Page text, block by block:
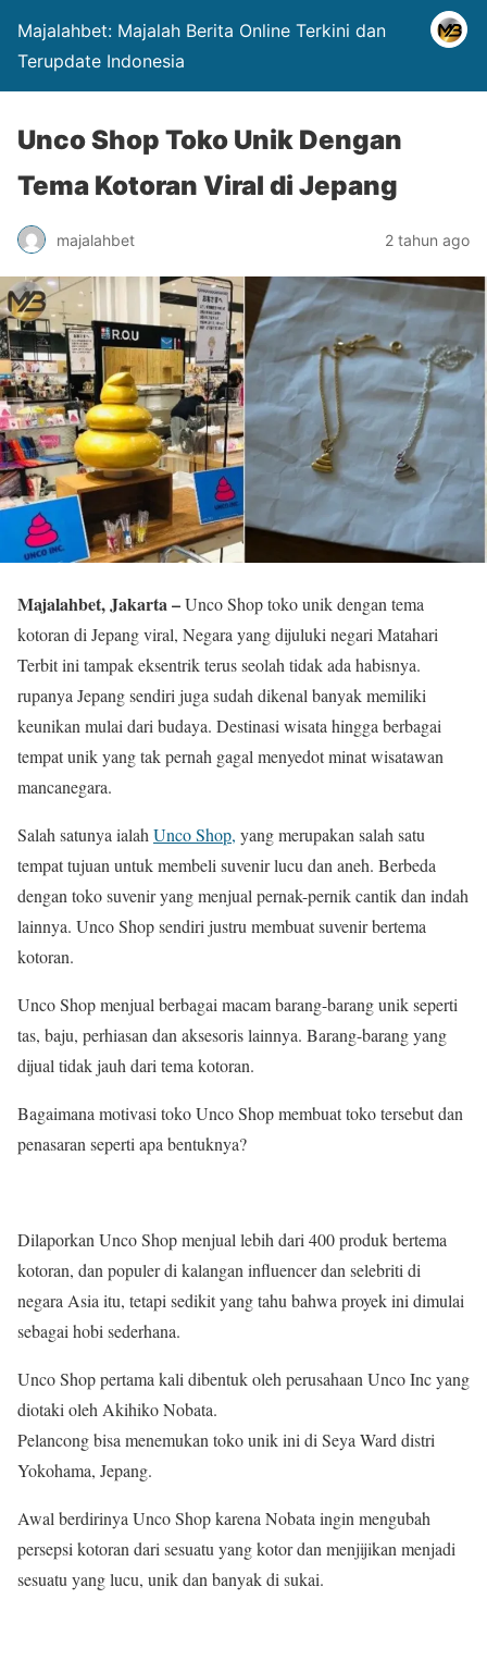
Majalahbet: Majalah Berita Online Terkini dan
Terupdate Indonesia
Unco Shop Toko Unik Dengan
Tema Kotoran Viral di Jepang
majalahbet 2 tahun ago
Majalahbet, Jakarta –Unco Shop toko unik dengan tema
kotoran di Jepang viral, Negara yang dijuluki negari Matahari
Terbit ini tampak eksentrik terus seolah tidak ada habisnya.
rupanya Jepang sendiri juga sudah dikenal banyak memiliki
keunikan mulai dari budaya. Destinasi wisata hingga berbagai
tempat unik yang tak pernah gagal menyedot minat wisatawan
mancanegara.
Salah satunya ialahUnco Shop, yang merupakan salah satu
tempat tujuan untuk membeli suvenir lucu dan aneh. Berbeda
dengan toko suvenir yang menjual pernak-pernik cantik dan indah
lainnya. Unco Shop sendiri justru membuat suvenir bertema
kotoran.
Unco Shop menjual berbagai macam barang-barang unik seperti
tas, baju, perhiasan dan aksesoris lainnya. Barang-barang yang
dijual tidak jauh dari tema kotoran.
Bagaimana motivasi toko Unco Shop membuat toko tersebut dan
penasaran seperti apa bentuknya?
Dilaporkan Unco Shop menjual lebih dari 400 produk bertema
kotoran, dan populer di kalangan influencer dan selebriti di
negara Asia itu, tetapi sedikit yang tahu bahwa proyek ini dimulai
sebagai hobi sederhana.
Unco Shop pertama kali dibentuk oleh perusahaan Unco Inc yang
diotaki oleh Akihiko Nobata.
Pelancong bisa menemukan toko unik ini di Seya Ward distri
Yokohama, Jepang.
Awal berdirinya Unco Shop karena Nobata ingin mengubah
persepsi kotoran dari sesuatu yang kotor dan menjijikan menjadi
sesuatu yang lucu, unik dan banyak di sukai.